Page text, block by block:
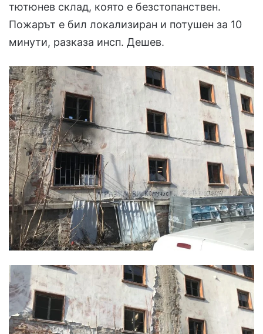
тютюнев склад, която е безстопанствен.
Пожарът е бил локализиран и потушен за 10
минути, разказа инсп. Дешев.